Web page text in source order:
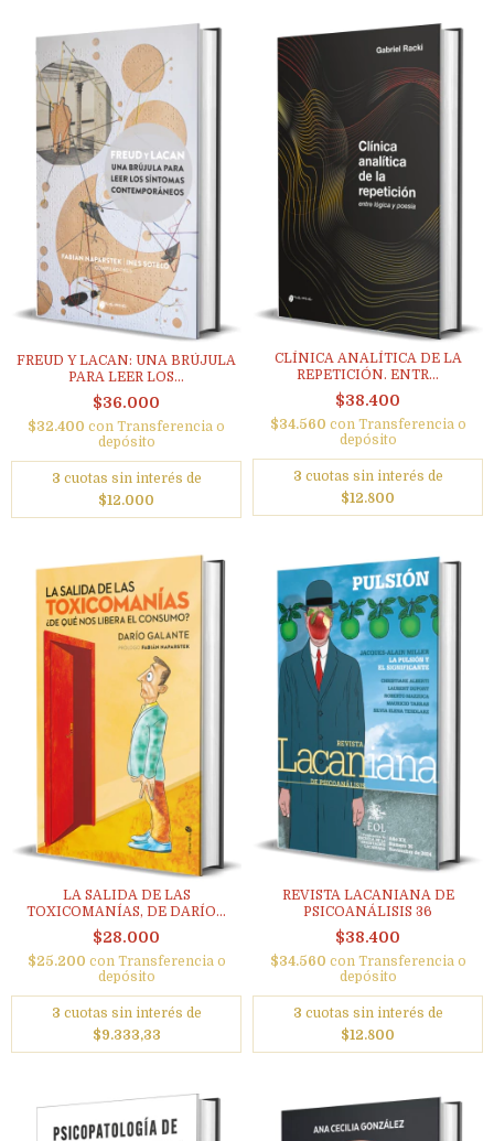
FREUD Y LACAN: UNA BRÚJULA
PARA LEER LOS...
$36.000
$32.400 con Transferencia o
depósito
3 cuotas sin interés de
$12.000
CLÍNICA ANALÍTICA DE LA
REPETICIÓN. ENTR...
$38.400
$34.560 con Transferencia o
depósito
3 cuotas sin interés de
$12.800
LA SALIDA DE LAS
TOXICOMANÍAS, DE DARÍO...
$28.000
$25.200 con Transferencia o
depósito
3 cuotas sin interés de
$9.333,33
REVISTA LACANIANA DE
PSICOANÁLISIS 36
$38.400
$34.560 con Transferencia o
depósito
3 cuotas sin interés de
$12.800